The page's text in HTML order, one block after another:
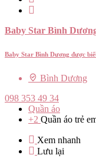
Baby Star Bình
Baby Star Bình Dương được
Bình Dương
098 353 49 34
Quần áo
+2 Quần áo trẻ
Xem nhanh
Lưu lại